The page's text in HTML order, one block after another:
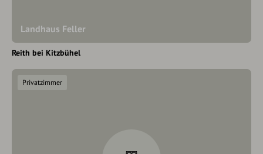
Landhaus Feller
Reith bei Kitzbühel
Privatzimmer